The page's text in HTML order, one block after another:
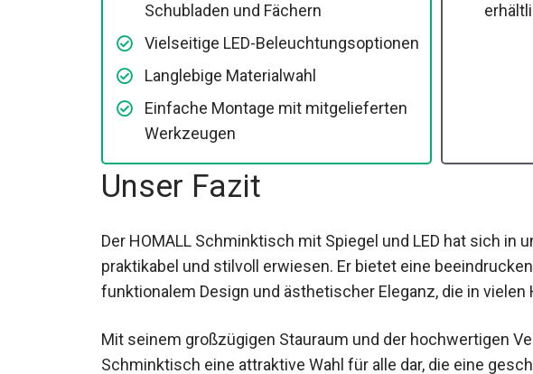
Schubladen und Fächern
Vielseitige LED-Beleuchtungsoptionen
Langlebige Materialwahl
Einfache Montage mit mitgelieferten
Werkzeugen
Unser Fazit
Der HOMALL Schminktisch mit Spiegel und LED hat sich in
praktikabel und stilvoll erwiesen. Er bietet eine
funktionalem Design und ästhetischer Eleganz, die in
Mit seinem großzügigen Stauraum und der hochwertigen
Schminktisch eine attraktive Wahl für alle dar, die eine